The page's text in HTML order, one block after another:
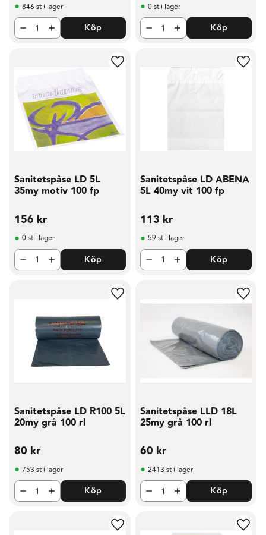
846 st i lager
Köp
0 st i lager
Köp
Sanitetspåse LD 5L
35my motiv 100 fp
156 kr
Lägg till i favoriter
0 st i lager
Köp
Sanitetspåse LD ABENA
5L 40my vit 100 fp
113 kr
59 st i lager
Köp
Sanitetspåse LD R100 5L
20my grå 100 rl
80 kr
Lägg till i favoriter
753 st i lager
Köp
Sanitetspåse LLD 18L
25my grå 100 rl
60 kr
2413 st i lager
Köp
Lägg till i favoriter